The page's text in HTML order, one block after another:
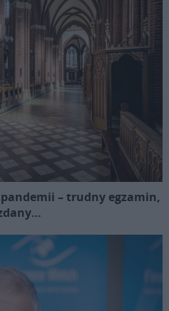
– trudny egzamin,